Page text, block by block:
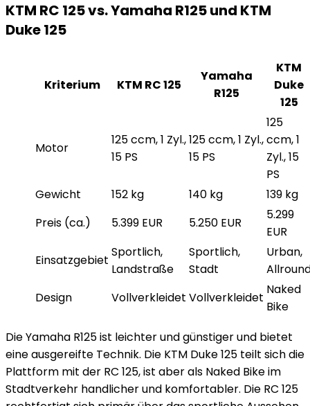
KTM RC 125 vs. Yamaha R125 und KTM
Duke 125
Kriterium KTM RC 125
Yamaha
R125
KTM
Duke
125
Motor
125 ccm, 1 Zyl.,
15 PS
125 ccm, 1 Zyl.,
15 PS
125
ccm, 1
Zyl., 15
PS
Gewicht
152 kg 140 kg
139 kg
Preis (ca.)
5.399 EUR 5.250 EUR
5.299
EUR
Einsatzgebiet
Sportlich,
Landstraße
Sportlich,
Stadt
Urban,
Design
Vollverkleidet Vollverkleidet
Naked
Bike
Die Yamaha R125 ist leichter und günstiger und bietet
eine ausgereifte Technik. Die KTM Duke 125 teilt sich die
Plattform mit der RC 125, ist aber als Naked Bike im
Stadtverkehr handlicher und komfortabler. Die RC 125